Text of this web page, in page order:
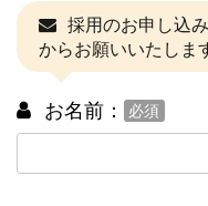
採用のお申し込
からお願いいたしま
お名前： 必須